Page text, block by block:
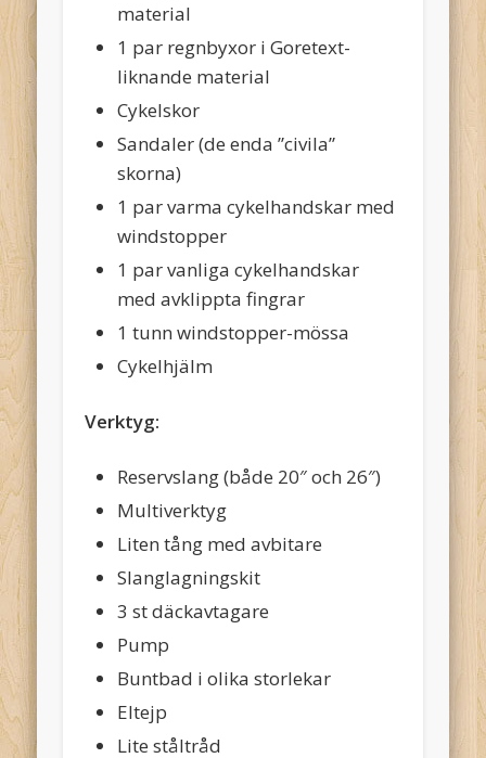
material
1 par regnbyxor i Goretext-
liknande material
Cykelskor
Sandaler (de enda ”civila”
skorna)
1 par varma cykelhandskar med
windstopper
1 par vanliga cykelhandskar
med avklippta fingrar
1 tunn windstopper-mössa
Cykelhjälm
Verktyg:
Reservslang (både 20″ och 26″)
Multiverktyg
Liten tång med avbitare
Slanglagningskit
3 st däckavtagare
Pump
Buntbad i olika storlekar
Eltejp
Lite ståltråd